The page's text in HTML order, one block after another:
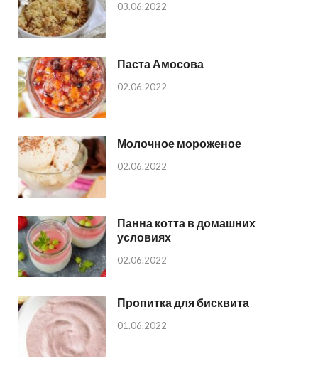
03.06.2022
Паста Амосова
02.06.2022
Молочное мороженое
02.06.2022
Панна котта в домашних
условиях
02.06.2022
Пропитка для бисквита
01.06.2022